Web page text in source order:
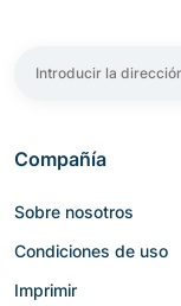
Compañía
Sobre nosotros
Condiciones de uso
Imprimir